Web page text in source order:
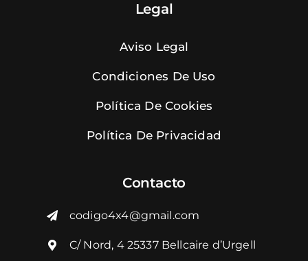
Legal
Aviso Legal
Condiciones De Uso
Política De Cookies
Política De Privacidad
Contacto
codigo4x4@gmail.com
C/ Nord, 4 25337 Bellcaire d’Urgell